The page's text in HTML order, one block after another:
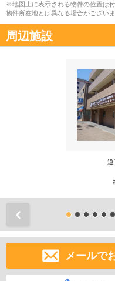
※地図上に表示される物件の位置は
物件所在地とは異なる場合がございま
周辺施設
道
メールで